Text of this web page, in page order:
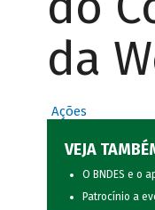
da
Ações
VEJA
O BNDES e o
Patrocínio a